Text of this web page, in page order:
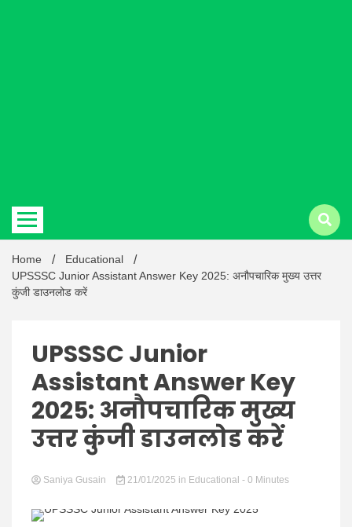
Latest
Hindi
News
Home
Educational
UPSSSC Junior Assistant Answer Key 2025: अनौपचारिक मुख्य उत्तर
कुंजी डाउनलोड करें
UPSSSC Junior
Assistant Answer Key
2025: अनौपचारिक मुख्य
उत्तर कुंजी डाउनलोड करें
Saniya Gusain 21/01/2025 in Educational - 0 Minutes